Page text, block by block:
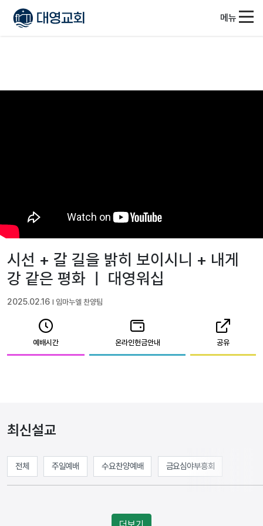
메뉴
시선 + 갈 길을 밝히 보이시니 + 내게
강 같은 평화 ㅣ 대영워십
2025.02.16 l 임마누엘 찬양팀
예배시간 온라인헌금안내 공유
최신설교
전체 주일예배 수요찬양예배 금요심야부흥회